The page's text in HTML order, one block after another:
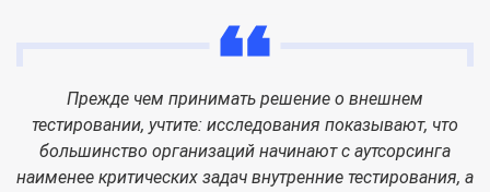
Прежде чем принимать решение о внешнем
тестировании, учтите: исследования показывают, что
большинство организаций начинают с аутсорсинга
наименее критических задач внутренние тестирования, а